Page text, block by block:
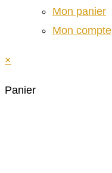
Mon panier
Mon compte
×
Panier